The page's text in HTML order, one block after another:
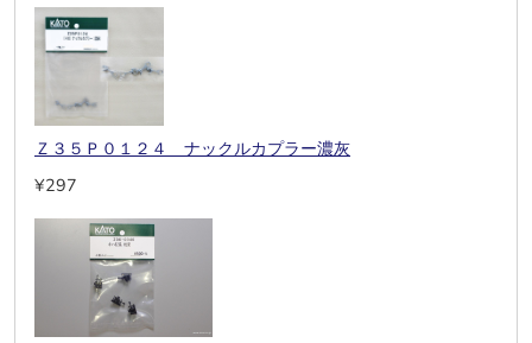
Ｚ３５Ｐ０１２４ ナックルカプラー濃灰
¥297